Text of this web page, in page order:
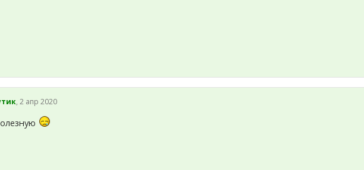
, 2 апр 2020